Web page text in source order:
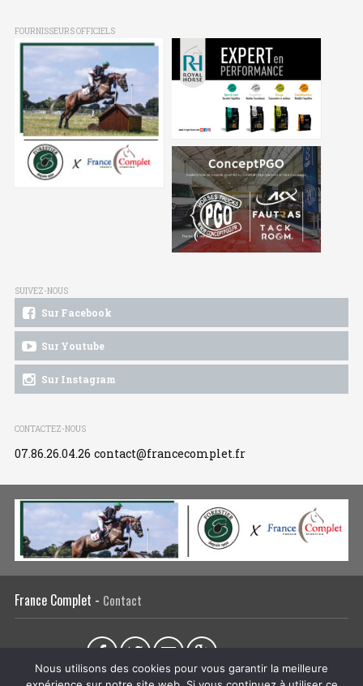
FOURNISSEURS OFFICIELS
SUIVEZ-NOUS
Sur Facebook
Sur Youtube
Sur Instagram
CONTACTEZ-NOUS
07.86.26.04.26 contact@francecomplet.fr
France Complet - Contact
Nous utilisons des cookies pour vous garantir la meilleure